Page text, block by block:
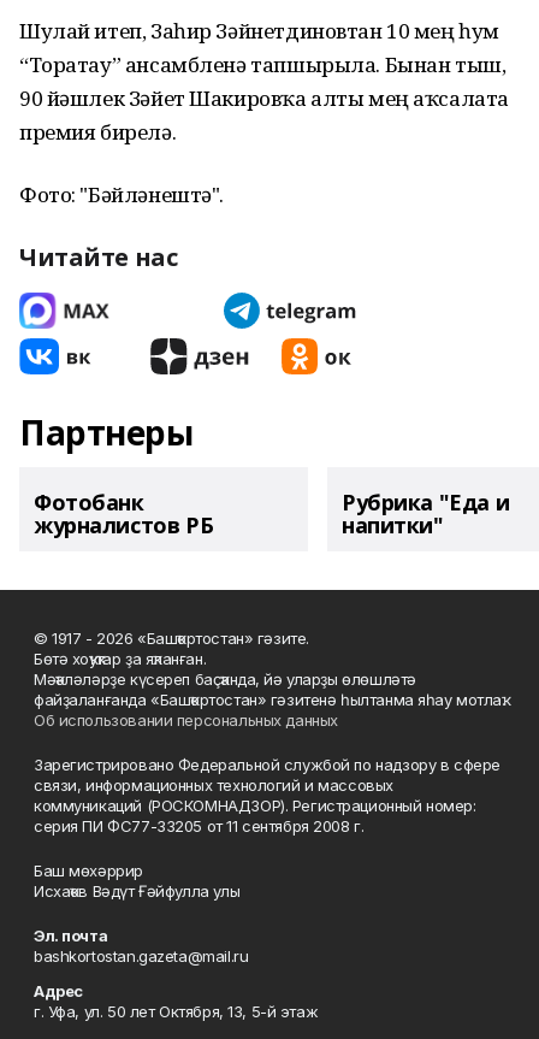
Шулай итеп, Заһир Зәйнетдиновтан 10 мең һум
“Торатау” ансамбленә тапшырыла. Бынан тыш,
90 йәшлек Зәйет Шакировҡа алты мең аҡсалата
премия бирелә.
Фото: "Бәйләнештә".
Читайте нас
Партнеры
Фотобанк
журналистов РБ
Рубрика "Еда и
напитки"
© 1917 - 2026 «Башҡортостан» гәзите.
Бөтә хоҡуҡтар ҙа яҡланған.
Мәҡәләләрҙе күсереп баҫҡанда, йә уларҙы өлөшләтә
файҙаланғанда «Башҡортостан» гәзитенә һылтанма яһау мотлаҡ.
Об использовании персональных данных
Зарегистрировано Федеральной службой по надзору в сфере
связи, информационных технологий и массовых
коммуникаций (РОСКОМНАДЗОР). Регистрационный номер:
серия ПИ ФС77-33205 от 11 сентября 2008 г.
Баш мөхәррир
Исхаҡов Вәдүт Ғәйфулла улы
Эл. почта
bashkortostan.gazeta@mail.ru
Адрес
г. Уфа, ул. 50 лет Октября, 13, 5-й этаж